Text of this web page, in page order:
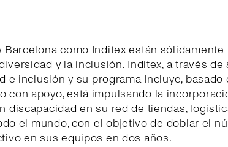
Barcelona como Inditex están sólidamente
y la inclusión. Inditex, a través de
e inclusión y su programa Incluye, basado
con apoyo, está impulsando la
discapacidad en su red de tiendas,
el mundo, con el objetivo de doblar el
en sus equipos en dos años.